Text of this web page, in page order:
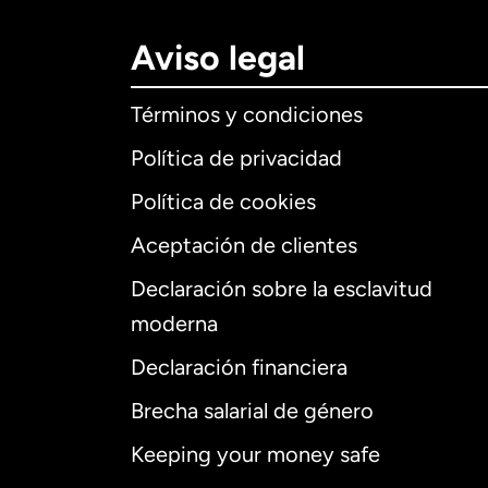
Aviso legal
Términos y condiciones
Política de privacidad
Política de cookies
Aceptación de clientes
Declaración sobre la esclavitud
moderna
Declaración financiera
Brecha salarial de género
Keeping your money safe
Internacional
Alemania